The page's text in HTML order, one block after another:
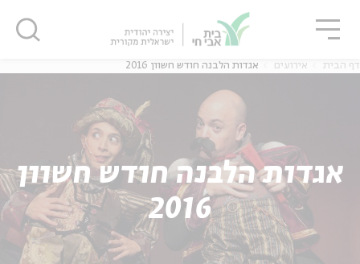
דף הבית אירועים אגדות הלבנה חודש חשוון 2016
אגדות הלבנה חודש חשוון
2016
סגור